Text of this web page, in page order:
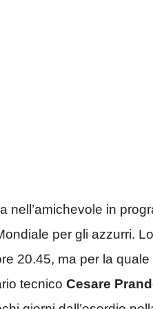
nell’amichevole in
per gli azzurri.
20.45, ma per la
tecnico Cesare